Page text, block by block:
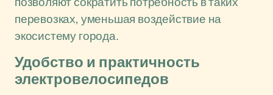
перевозках, уменьшая воздействие на
экосистему города.
Удобство и практичность
электровелосипедов